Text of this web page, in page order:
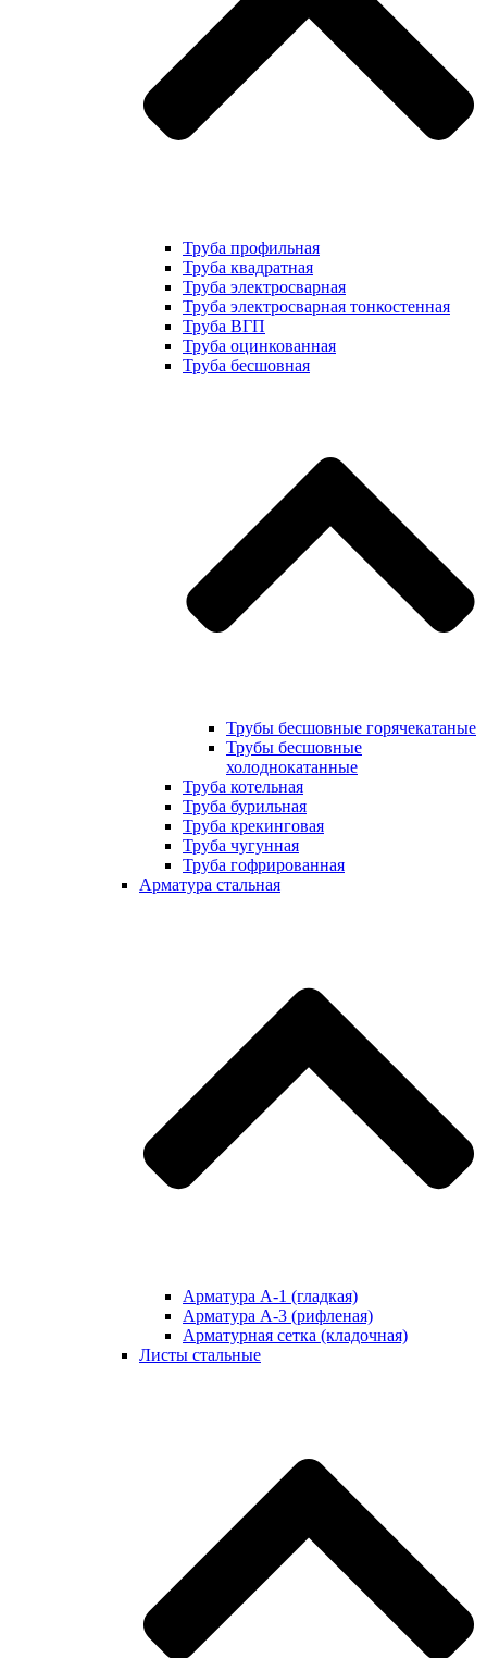
Труба профильная
Труба квадратная
Труба электросварная
Труба электросварная тонкостенная
Труба ВГП
Труба оцинкованная
Труба бесшовная
Трубы бесшовные горячекатаные
Трубы бесшовные
холоднокатанные
Труба котельная
Труба бурильная
Труба крекинговая
Труба чугунная
Труба гофрированная
Арматура стальная
Арматура А-1 (гладкая)
Арматура А-3 (рифленая)
Арматурная сетка (кладочная)
Листы стальные